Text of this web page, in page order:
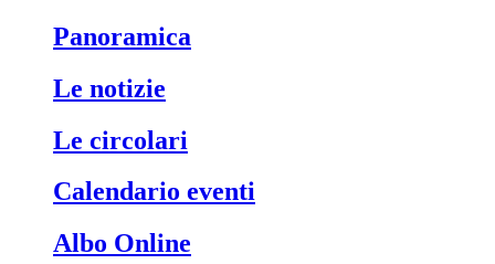
Panoramica
Le notizie
Le circolari
Calendario eventi
Albo Online